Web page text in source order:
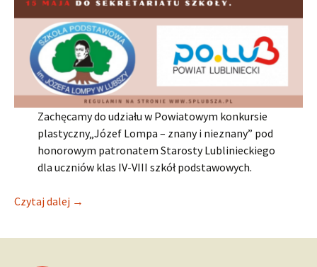
Zachęcamy do udziału w Powiatowym konkursie
plastyczny„Józef Lompa – znany i nieznany” pod
honorowym patronatem Starosty Lublinieckiego
dla uczniów klas IV-VIII szkół podstawowych.
Czytaj dalej POWIATOWY KONKURS PLASTYCZNY Z
→